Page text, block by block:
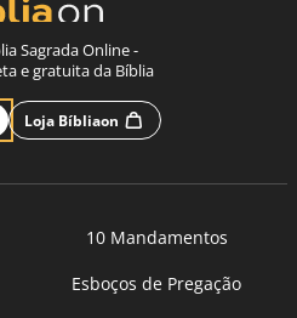
Sagrada Online -
e gratuita da Bíblia
Loja Bíbliaon
10 Mandamentos
Esboços de Pregação